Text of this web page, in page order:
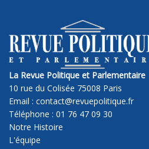
La Revue Politique et Parlementaire
10 rue du Colisée 75008 Paris
Email : contact@revuepolitique.fr
Téléphone : 01 76 47 09 30
Notre Histoire
L'équipe